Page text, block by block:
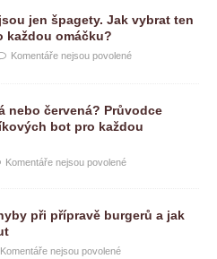
jen špagety. Jak vybrat ten
každou omáčku?
Komentáře nejsou povolené
nebo červená? Průvodce
bot pro každou
Komentáře nejsou povolené
při přípravě burgerů a jak
Komentáře nejsou povolené